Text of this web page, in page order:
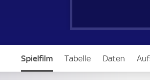
Spielfilm Tabelle Daten